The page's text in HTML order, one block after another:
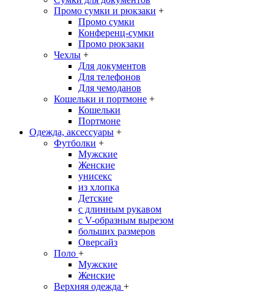
Промо сумки и рюкзаки +
Промо сумки
Конференц-сумки
Промо рюкзаки
Чехлы +
Для документов
Для телефонов
Для чемоданов
Кошельки и портмоне +
Кошельки
Портмоне
Одежда, аксессуары +
Футболки +
Мужские
Женские
унисекс
из хлопка
Детские
с длинным рукавом
с V-образным вырезом
больших размеров
Оверсайз
Поло +
Мужские
Женские
Верхняя одежда +